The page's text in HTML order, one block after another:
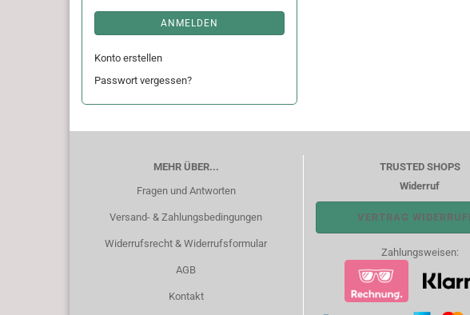
ANMELDEN
Konto erstellen
Passwort vergessen?
MEHR ÜBER...
Fragen und Antworten
Versand- & Zahlungsbedingungen
Widerrufsrecht & Widerrufsformular
AGB
Kontakt
TRUSTED SHOPS
Widerruf
VERTRAG
Zahlungsweisen: